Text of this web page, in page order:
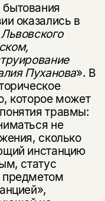
оказа­лись в
Пуханова». В
которое может
травмы:
не
сколько
инстанцию
статус
предметом